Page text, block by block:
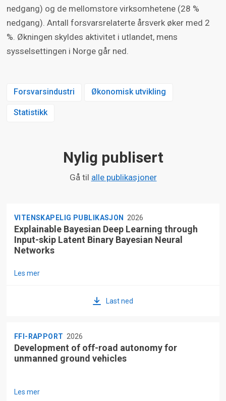
nedgang) og de mellomstore virksomhetene (28 %
nedgang). Antall forsvarsrelaterte årsverk øker med 2
%. Økningen skyldes aktivitet i utlandet, mens
sysselsettingen i Norge går ned.
Forsvarsindustri Økonomisk utvikling
Statistikk
Nylig publisert
Gå til alle publikasjoner
VITENSKAPELIG PUBLIKASJON 2026
Explainable Bayesian Deep Learning through
Input-skip Latent Binary Bayesian Neural
Networks
Les mer
Last ned
FFI-RAPPORT 2026
Development of off-road autonomy for
unmanned ground vehicles
Les mer